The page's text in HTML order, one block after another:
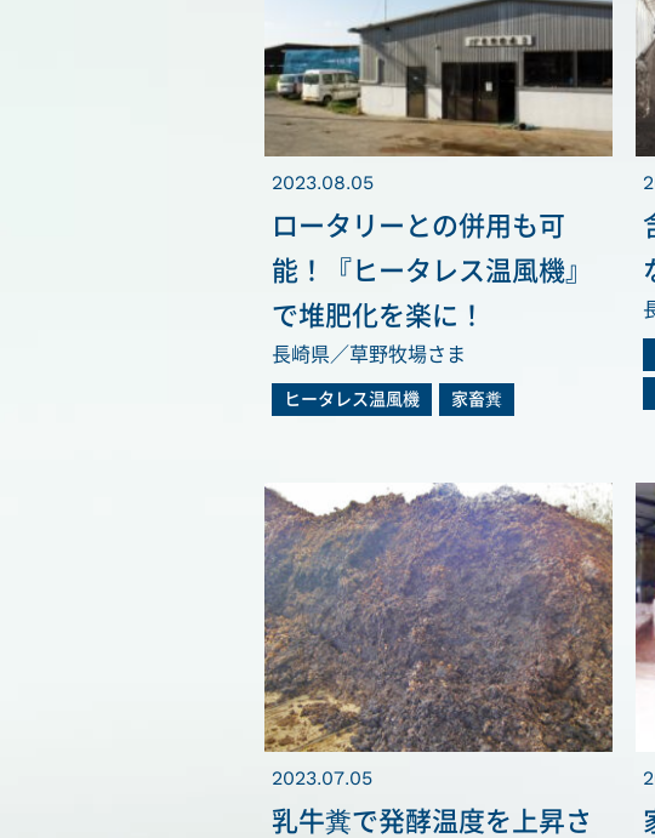
2023.08.05
ロータリーとの併用も可
能！『ヒータレス温風機』
で堆肥化を楽に！
長崎県／草野牧場さま
ヒータレス温風機 家畜糞
2023.07.05
乳牛糞で発酵温度を上昇さ